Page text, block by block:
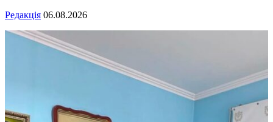
Редакція 06.08.2026